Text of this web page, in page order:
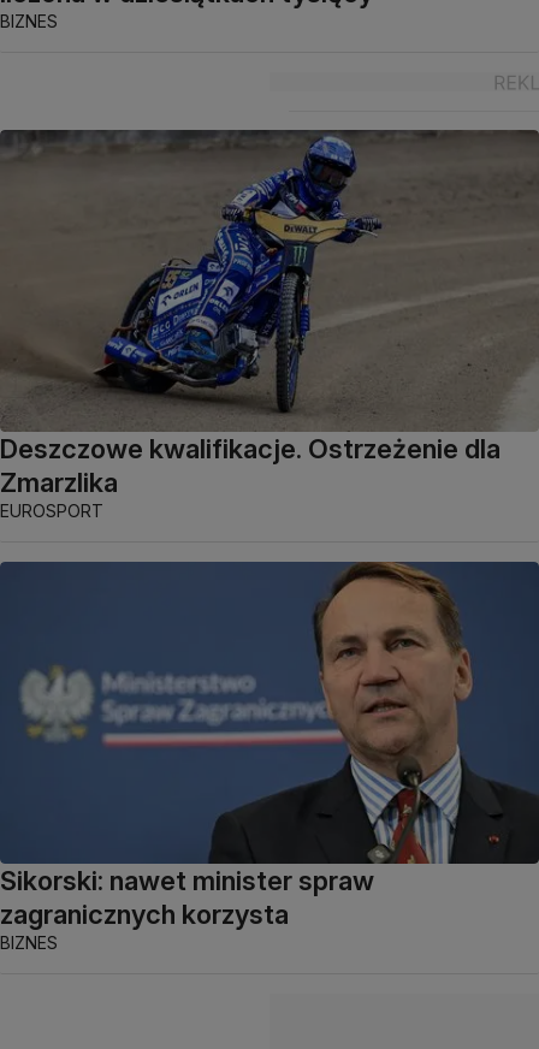
BIZNES
Deszczowe kwalifikacje. Ostrzeżenie dla
Zmarzlika
EUROSPORT
Sikorski: nawet minister spraw
zagranicznych korzysta
BIZNES